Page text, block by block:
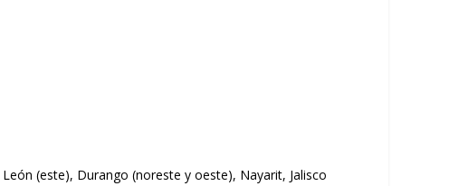
(este), Durango (noreste y oeste), Nayarit, Jalisco